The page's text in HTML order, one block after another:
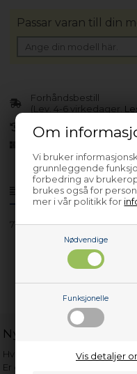
Om
Vi bruker
grunnleggende
forbedring av
brukes også for
mer i vår politikk for
Nødvendige
Funksjonelle
Vis detaljer
Produktinfo
7125541100
Forhåndsbestill
(Lev. 4-6 virkedager.
30 dagers returrett
Passar varan till din
Nyttige lenker
Hvor gammelt er apparatet
Er det verdt å reparere?